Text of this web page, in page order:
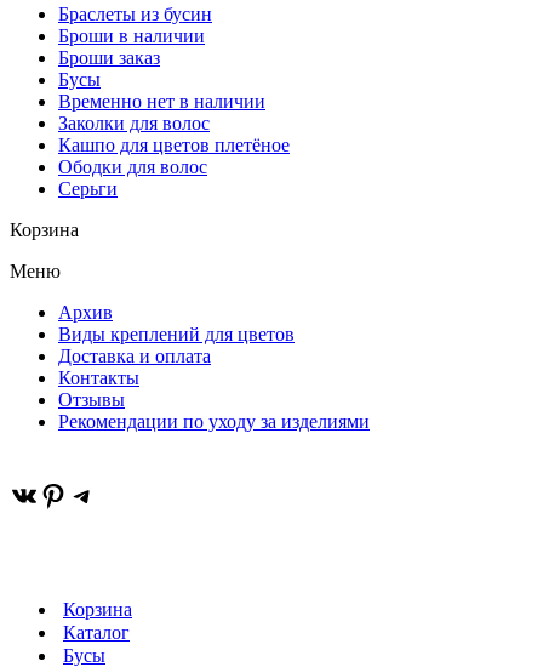
Браслеты из бусин
Броши в наличии
Броши заказ
Бусы
Временно нет в наличии
Заколки для волос
Кашпо для цветов плетёное
Ободки для волос
Серьги
Корзина
Меню
Архив
Виды креплений для цветов
Доставка и оплата
Контакты
Отзывы
Рекомендации по уходу за изделиями
ВКонтакте
Pinterest
Telegram
Корзина
Каталог
Бусы